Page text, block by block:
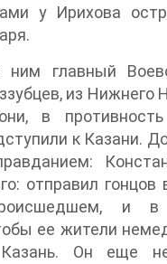
у Ирихова
главный
из Нижнего
в
к Казани.
отправил гонцов
и в
ее жители
Он еще